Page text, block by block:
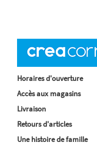
Horaires d'ouverture
Accès aux magasins
Livraison
Retours d'articles
Une histoire de famille